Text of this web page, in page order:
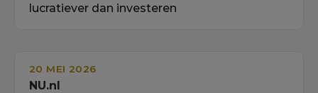
lucratiever dan investeren
20 MEI 2026
NU.nl